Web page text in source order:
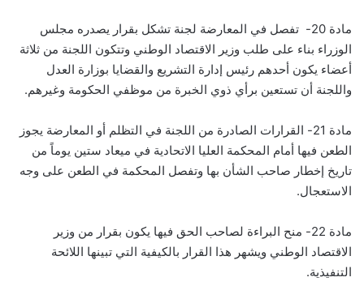
مادة 20- تفصل في المعارضة لجنة تشكل بقرار يصدره مجلس
الوزراء بناء على طلب وزير الاقتصاد الوطني وتتكون اللجنة من ثلاثة
أعضاء يكون أحدهم رئيس إدارة التشريع والقضايا بوزارة العدل
واللجنة أن تستعين برأي ذوي الخبرة من موظفي الحكومة وغيرهم.
مادة 21- القرارات الصادرة من اللجنة في التظلم أو المعارضة يجوز
الطعن فيها أمام المحكمة العليا الاتحادية في ميعاد ستين يوماً من
تاريخ إخطار صاحب الشأن بها وتفصل المحكمة في الطعن على وجه
الاستعجال.
مادة 22- منح البراءة لصاحب الحق فيها يكون بقرار من وزير
الاقتصاد الوطني ويشهر هذا القرار بالكيفية التي تبينها اللائحة
التنفيذية.